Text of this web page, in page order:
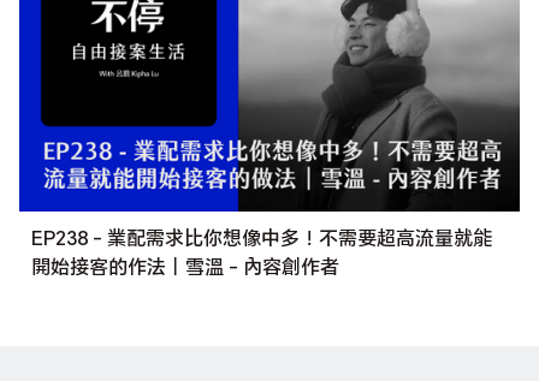
EP238 - 業配需求比你想像中多！不需要超高流量就能
開始接客的作法｜雪溫 - 內容創作者